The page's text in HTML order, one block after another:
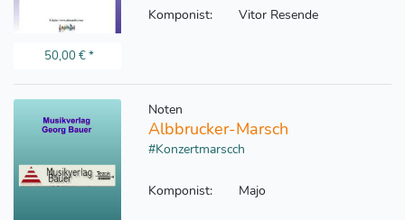
50,00 €*
Komponist: Vitor Resende
Noten
Albbrucker-Marsch
#Konzertmarscch
Komponist: Majo